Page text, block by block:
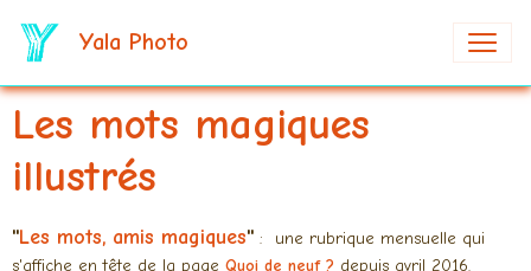
Yala Photo
Les mots magiques
illustrés
"Les mots, amis magiques" : une rubrique mensuelle qui
s'affiche en tête de la page Quoi de neuf ? depuis avril 2016.